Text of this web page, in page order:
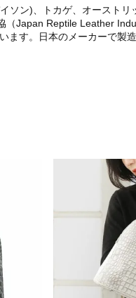
ソン)、トカゲ、オースト
（Japan Reptile Leather
ます。日本のメーカーで製